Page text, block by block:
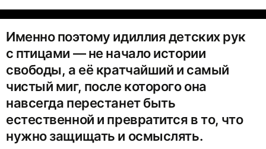
Именно поэтому идиллия детских рук
с птицами — не начало истории
свободы, а её кратчайший и самый
чистый миг, после которого она
навсегда перестанет быть
естественной и превратится в то, что
нужно защищать и осмыслять.